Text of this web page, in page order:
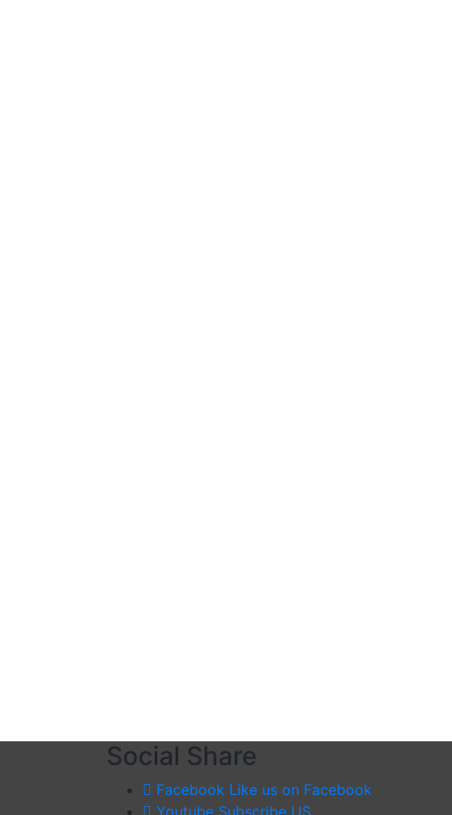
Social Share
Facebook Like us on Facebook
Youtube Subscribe US